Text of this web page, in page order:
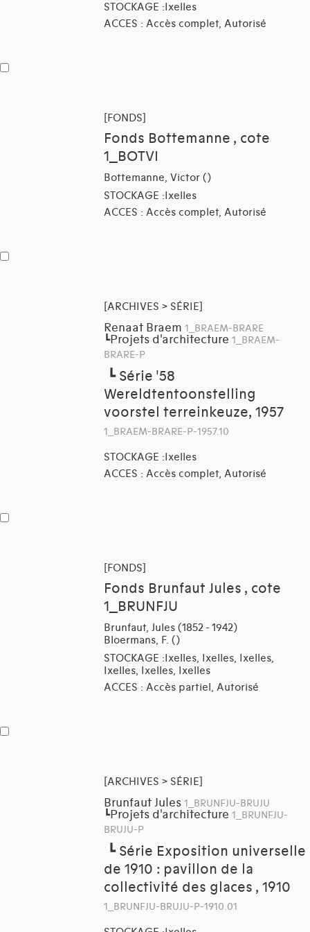
STOCKAGE :Ixelles
ACCES : Accès complet, Autorisé
[FONDS]
Fonds Bottemanne , cote
1_BOTVI
Bottemanne, Victor ()
STOCKAGE :Ixelles
ACCES : Accès complet, Autorisé
[ARCHIVES > SÉRIE]
Renaat Braem 1_BRAEM-BRARE
┗Projets d'architecture 1_BRAEM-
BRARE-P
┗ Série '58
Wereldtentoonstelling
voorstel terreinkeuze, 1957
1_BRAEM-BRARE-P-1957.10
STOCKAGE :Ixelles
ACCES : Accès complet, Autorisé
[FONDS]
Fonds Brunfaut Jules , cote
1_BRUNFJU
Brunfaut, Jules (1852 - 1942)
Bloermans, F. ()
STOCKAGE :Ixelles, Ixelles, Ixelles,
Ixelles, Ixelles, Ixelles
ACCES : Accès partiel, Autorisé
[ARCHIVES > SÉRIE]
Brunfaut Jules 1_BRUNFJU-BRUJU
┗Projets d'architecture 1_BRUNFJU-
BRUJU-P
┗ Série Exposition universelle
de 1910 : pavillon de la
collectivité des glaces , 1910
1_BRUNFJU-BRUJU-P-1910.01